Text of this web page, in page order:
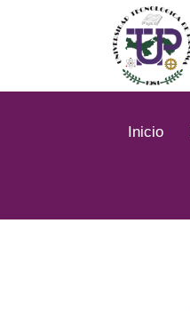
Inicio